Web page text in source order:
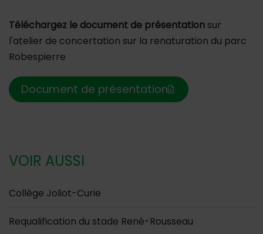
Téléchargez le document de présentation sur
l'atelier de concertation sur la renaturation du parc
Robespierre
Document de présentation
VOIR AUSSI
Collège Joliot-Curie
Requalification du stade René-Rousseau